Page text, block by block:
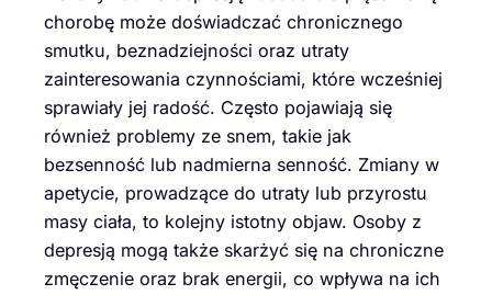
chorobę może doświadczać chronicznego
smutku, beznadziejności oraz utraty
zainteresowania czynnościami, które wcześniej
sprawiały jej radość. Często pojawiają się
również problemy ze snem, takie jak
bezsenność lub nadmierna senność. Zmiany w
apetycie, prowadzące do utraty lub przyrostu
masy ciała, to kolejny istotny objaw. Osoby z
depresją mogą także skarżyć się na chroniczne
zmęczenie oraz brak energii, co wpływa na ich